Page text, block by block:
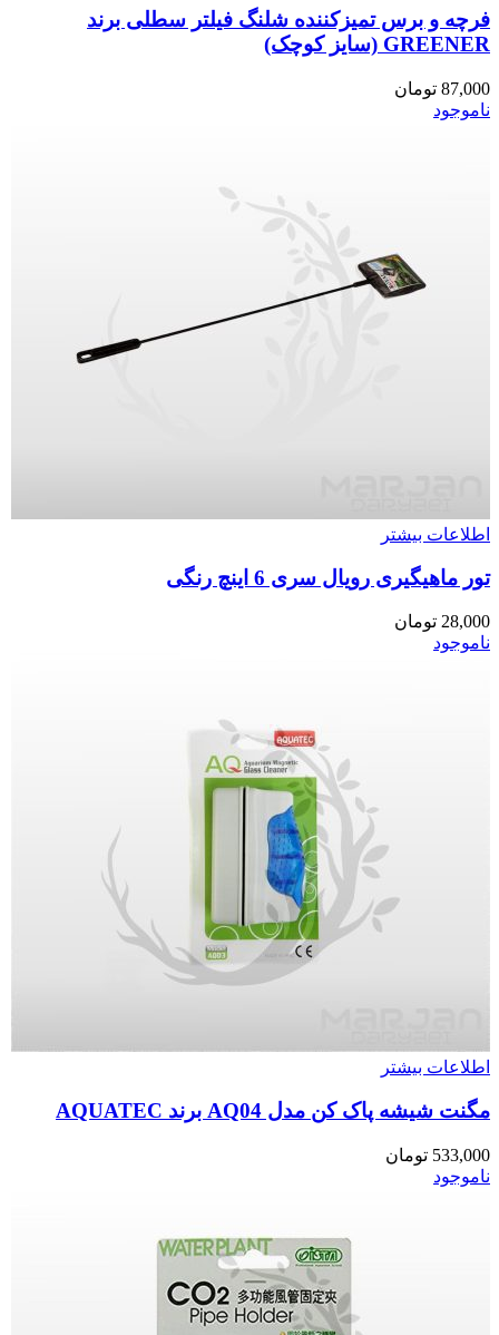
فرچه و برس تمیزکننده شلنگ فیلتر سطلی برند
GREENER (سایز کوچک)
87,000 تومان
ناموجود
اطلاعات بیشتر
تور ماهیگیری رویال سری 6 اینچ رنگی
28,000 تومان
ناموجود
اطلاعات بیشتر
مگنت شیشه پاک کن مدل AQ04 برند AQUATEC
533,000 تومان
ناموجود